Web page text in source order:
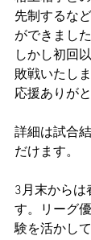
先制するな
ができました
しかし初回
敗戦いたしま
応援ありが
詳細は試合
だけます。
3月末からは
す。リーグ
験を活かし